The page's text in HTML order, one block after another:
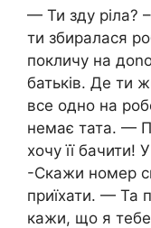
— Ти зду ріла?
ти збиралася
покличу на
батьків. Де ти
все одно на
немає тата. —
хочу її
-Скажи номер
приїхати. — Та
кажи, що я